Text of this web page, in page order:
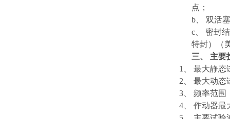
点；
b、 双活
c、 密封
特封）
（
三、 主要
1、 最大静态
2、 最大动态
3、 频率范围
4、 作动器最